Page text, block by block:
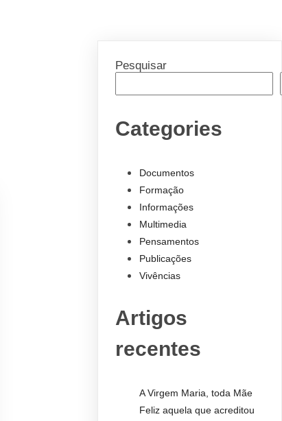
Pesquisar
Categories
Documentos
Formação
Informações
Multimedia
Pensamentos
Publicações
Vivências
Artigos
recentes
A Virgem Maria, toda Mãe
Feliz aquela que acreditou